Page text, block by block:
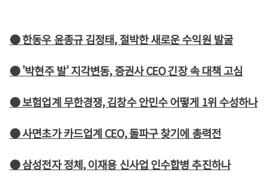
● 한동우 윤종규 김정태, 절박한 새로운 수익원 발굴
● '박현주 발' 지각변동, 증권사 CEO 긴장 속 대책 고심
● 보험업계 무한경쟁, 김창수 안민수 어떻게 1위 수성하나
● 사면초가 카드업계 CEO, 돌파구 찾기에 총력전
● 삼성전자 정체, 이재용 신사업 인수합병 추진하나